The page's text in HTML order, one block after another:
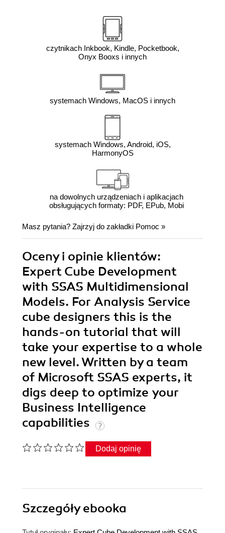
czytnikach Inkbook, Kindle, Pocketbook,
Onyx Booxs i innych
systemach Windows, MacOS i innych
systemach Windows, Android, iOS,
HarmonyOS
na dowolnych urządzeniach i aplikacjach
obsługujących formaty: PDF, EPub, Mobi
Masz pytania? Zajrzyj do zakładki Pomoc »
Oceny i opinie klientów:
Expert Cube Development
with SSAS Multidimensional
Models. For Analysis Service
cube designers this is the
hands-on tutorial that will
take your expertise to a whole
new level. Written by a team
of Microsoft SSAS experts, it
digs deep to optimize your
Business Intelligence
capabilities
Dodaj opinię
Szczegółyebooka